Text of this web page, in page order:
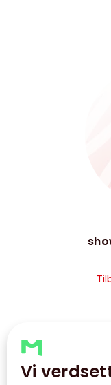
Vi